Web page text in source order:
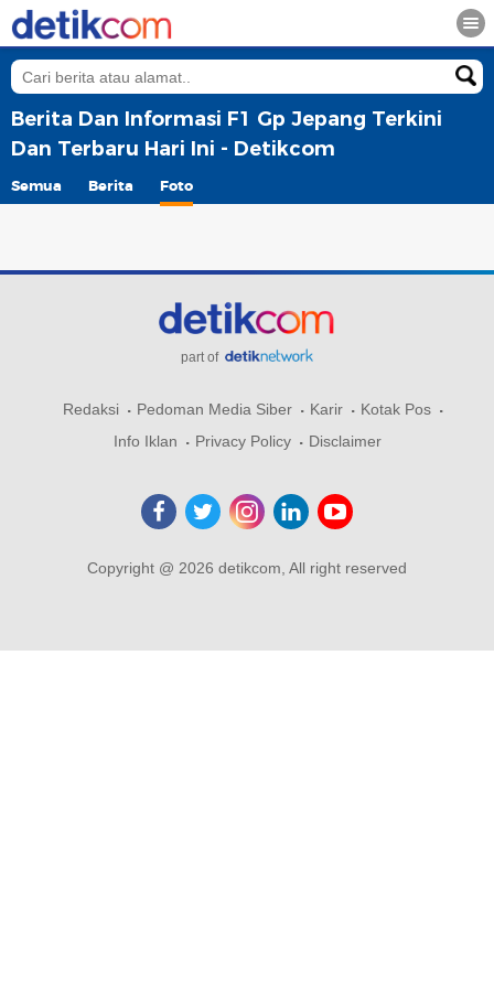
Berita Dan Informasi F1 Gp Jepang Terkini
Dan Terbaru Hari Ini - Detikcom
Semua Berita Foto
part of
Redaksi Pedoman Media Siber Karir
Kotak Pos
Info Iklan
Privacy Policy Disclaimer
Copyright @ 2026 detikcom, All right reserved